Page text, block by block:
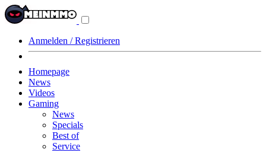
Anmelden / Registrieren
Homepage
News
Videos
Gaming
News
Specials
Best of
Service